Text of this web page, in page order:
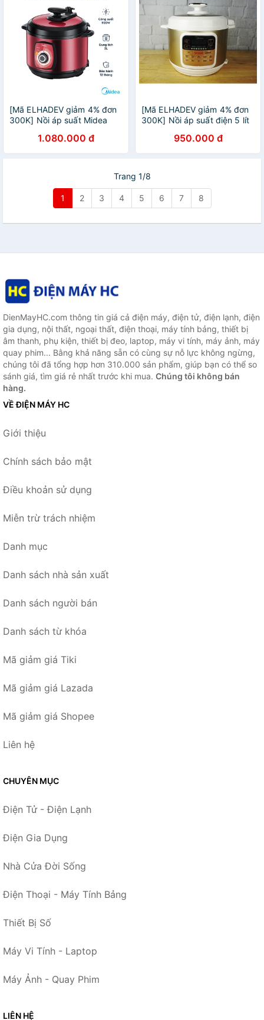
[Mã ELHADEV giảm 4% đơn
300K] Nồi áp suất Midea
1.080.000 đ
[Mã ELHADEV giảm 4% đơn
300K] Nồi áp suất điện 5 lít
950.000 đ
Trang 1/8
1 2 3 4 5 6 7 8
DienMayHC.com thông tin giá cả điện máy, điện tử, điện lạnh, điện
gia dụng, nội thất, ngoại thất, điện thoại, máy tính bảng, thiết bị
âm thanh, phụ kiện, thiết bị đeo, laptop, máy vi tính, máy ảnh, máy
quay phim... Bằng khả năng sẵn có cùng sự nỗ lực không ngừng,
chúng tôi đã tổng hợp hơn 310.000 sản phẩm, giúp bạn có thể so
sánh giá, tìm giá rẻ nhất trước khi mua. Chúng tôi không bán
hàng.
VỀ ĐIỆN MÁY HC
Giới thiệu
Chính sách bảo mật
Điều khoản sử dụng
Miễn trừ trách nhiệm
Danh mục
Danh sách nhà sản xuất
Danh sách người bán
Danh sách từ khóa
Mã giảm giá Tiki
Mã giảm giá Lazada
Mã giảm giá Shopee
Liên hệ
CHUYÊN MỤC
Điện Tử - Điện Lạnh
Điện Gia Dụng
Nhà Cửa Đời Sống
Điện Thoại - Máy Tính Bảng
Thiết Bị Số
Máy Vi Tính - Laptop
Máy Ảnh - Quay Phim
LIÊN HỆ